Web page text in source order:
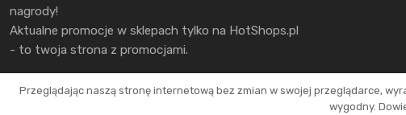
nagrody!
Aktualne promocje w sklepach tylko na HotShops.pl
- to twoja strona z promocjami.
Copyright © 2026 HotShops.pl - Wszelkie prawa zastrzeżone.
Przeglądając naszą stronę internetową bez zmian w swojej przeglądarce,
wygodny.